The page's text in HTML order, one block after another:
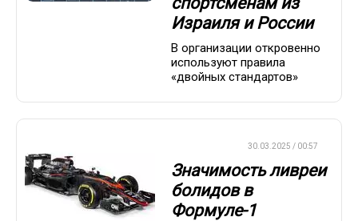
Израиля и России
В организации откровенно
используют правила
«двойных стандартов»
30.03.2025 / 00:57
Значимость ливреи
болидов в
Формуле-1